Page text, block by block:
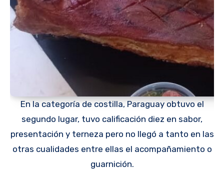
En la categoría de costilla, Paraguay obtuvo el
segundo lugar, tuvo calificación diez en sabor,
presentación y terneza pero no llegó a tanto en las
otras cualidades entre ellas el acompañamiento o
guarnición.